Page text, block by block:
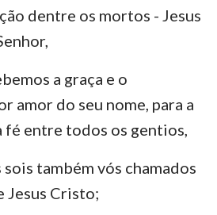
dentre os mortos - Jesus
a graça e o
amor do seu nome, para a
fé entre todos os gentios,
também vós chamados
Jesus Cristo;